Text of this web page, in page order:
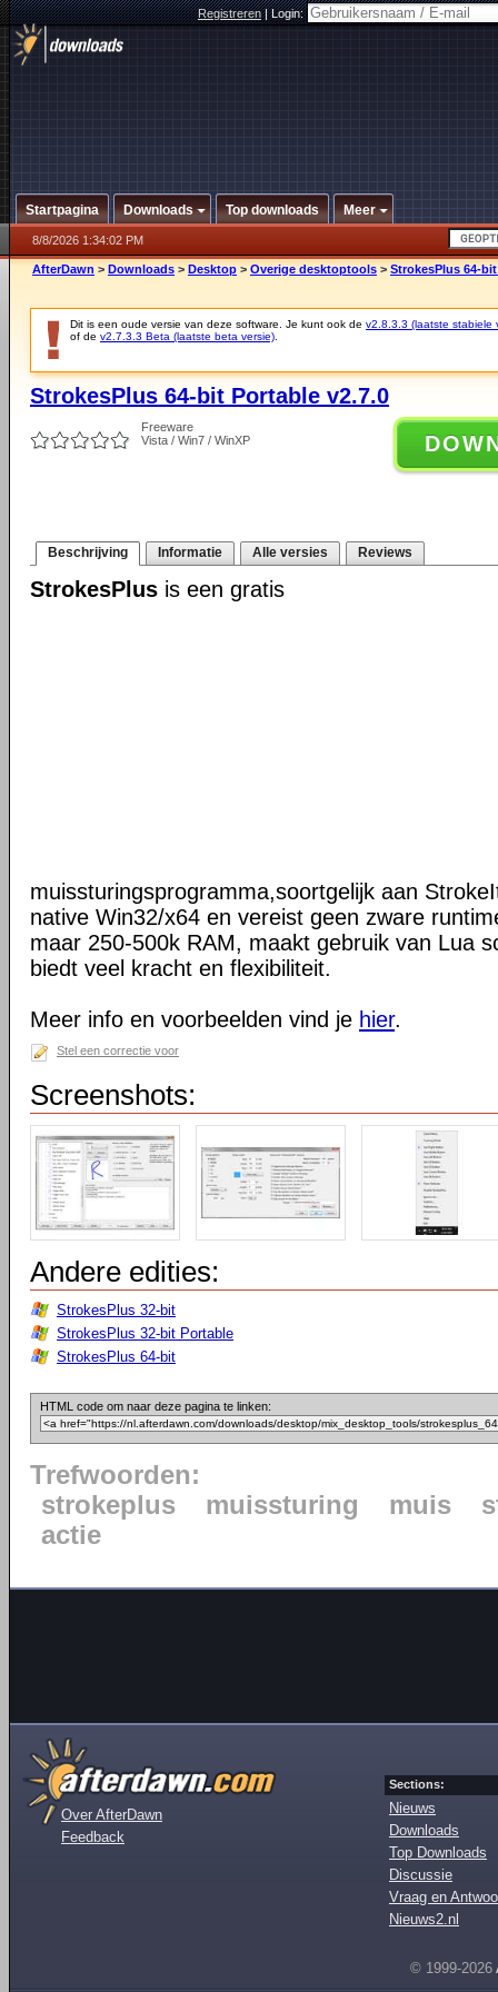
Registreren|Login:
Startpagina Downloads Top downloads Meer
8/8/2026 1:34:02 PM
AfterDawn > Downloads > Desktop > Overige desktoptools > StrokesPlus 64-
Dit is een oude versie van deze software. Je kunt ook de v2.8.3.3 (laatste stabiele
of de v2.7.3.3 Beta (laatste beta versie)
StrokesPlus 64-bit Portable v2.7.0
Freeware
Vista / Win7 / WinXP
Beschrijving Informatie Alle versies Reviews
StrokesPlus is een gratis
muissturingsprogramma,soortgelijk aan
native Win32/x64 en vereist geen zware
maar 250-500k RAM, maakt gebruik van Lua
biedt veel kracht en flexibiliteit.
Meer info en voorbeelden vind je hier.
Stel een correctie voor
Screenshots:
Andere edities:
StrokesPlus 32-bit
StrokesPlus 32-bit Portable
StrokesPlus 64-bit
HTML code om naar deze pagina te linken:
Trefwoorden:
strokeplus
muissturing muis
actie
Over AfterDawn
Feedback
Sections:
Nieuws
Downloads
Top Downloads
Discussie
Vraag en
Nieuws2.nl
© 1999-2026